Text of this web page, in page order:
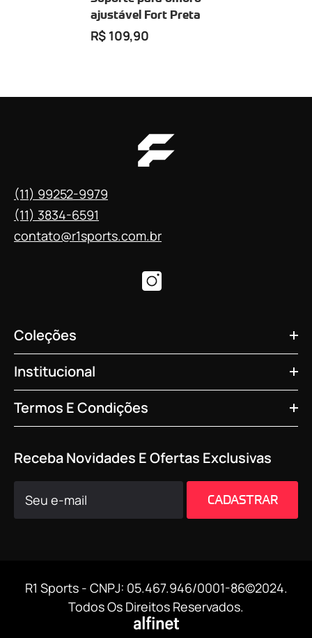
ajustável Fort Preta
R$ 109,90
(11) 99252-9979
(11) 3834-6591
contato@r1sports.com.br
Coleções
Institucional
Termos E Condições
Receba Novidades E Ofertas Exclusivas
CADASTRAR
R1 Sports - CNPJ: 05.467.946/0001-86©2024.
Todos Os Direitos Reservados.